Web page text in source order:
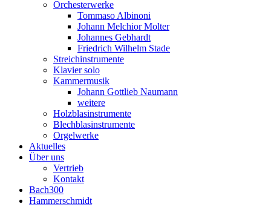
Orchesterwerke
Tommaso Albinoni
Johann Melchior Molter
Johannes Gebhardt
Friedrich Wilhelm Stade
Streichinstrumente
Klavier solo
Kammermusik
Johann Gottlieb Naumann
weitere
Holzblasinstrumente
Blechblasinstrumente
Orgelwerke
Aktuelles
Über uns
Vertrieb
Kontakt
Bach300
Hammerschmidt